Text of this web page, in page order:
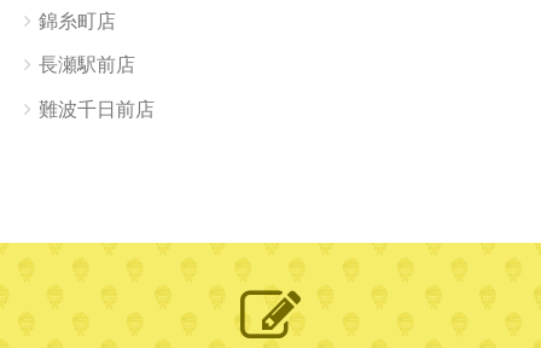
錦糸町店
長瀬駅前店
難波千日前店